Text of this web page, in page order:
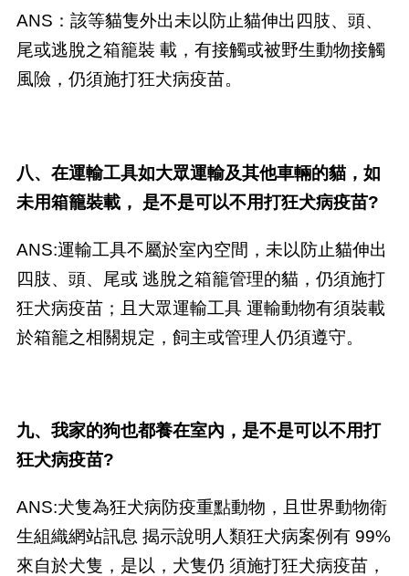
ANS：該等貓隻外出未以防止貓伸出四肢、頭、
尾或逃脫之箱籠裝 載，有接觸或被野生動物接觸
風險，仍須施打狂犬病疫苗。
八、在運輸工具如大眾運輸及其他車輛的貓，如
未用箱籠裝載， 是不是可以不用打狂犬病疫苗?
ANS:運輸工具不屬於室內空間，未以防止貓伸出
四肢、頭、尾或 逃脫之箱籠管理的貓，仍須施打
狂犬病疫苗；且大眾運輸工具 運輸動物有須裝載
於箱籠之相關規定，飼主或管理人仍須遵守。
九、我家的狗也都養在室內，是不是可以不用打
狂犬病疫苗?
ANS:犬隻為狂犬病防疫重點動物，且世界動物衛
生組織網站訊息 揭示說明人類狂犬病案例有 99%
來自於犬隻，是以，犬隻仍 須施打狂犬病疫苗，